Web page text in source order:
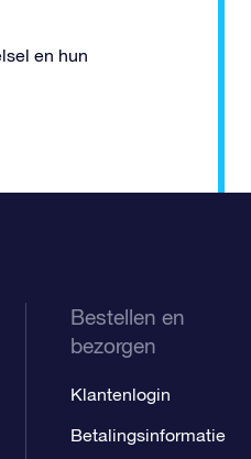
en hun
Bestellen en
bezorgen
Klantenlogin
Betalingsinformatie